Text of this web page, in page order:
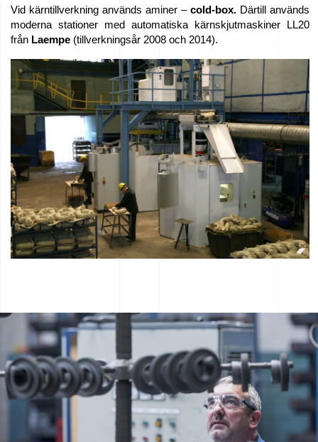
Vid kärntillverkning används aminer – cold-box. Därtill används
moderna stationer med automatiska kärnskjutmaskiner LL20
från Laempe (tillverkningsår 2008 och 2014).